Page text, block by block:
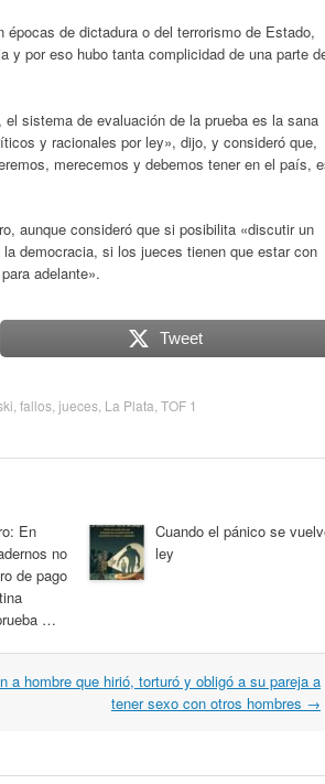
de dictadura o del terrorismo de Estado,
y por eso hubo tanta complicidad de una parte
sistema de evaluación de la prueba es la sana
y racionales por ley», dijo, y consideró que,
merecemos y debemos tener en el país,
aunque consideró que si posibilita «discutir un
democracia, si los jueces tienen que estar con
adelante».
Tweet
fallos jueces La Plata TOF 1
En
no
de pago
…
Cuando el pánico se
ley
a hombre que hirió, torturó y obligó a su pareja a
tener sexo con otros hombres →